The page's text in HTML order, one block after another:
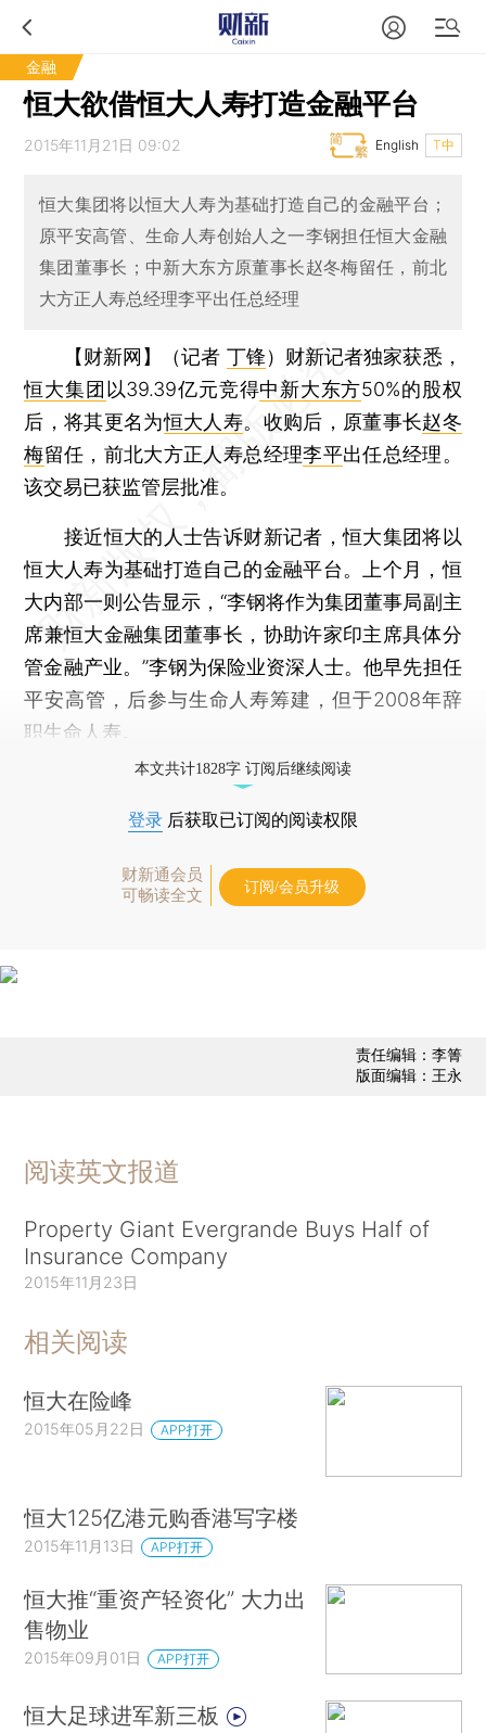
金融
恒大欲借恒大人寿打造金融平台
2015年11月21日 09:02 T中
English
恒大集团将以恒大人寿为基础打造自己的金融平台；
原平安高管、生命人寿创始人之一李钢担任恒大金融
集团董事长；中新大东方原董事长赵冬梅留任，前北
大方正人寿总经理李平出任总经理
【财新网】（记者 丁锋） 财新记者独家获悉，
恒大集团 以39.39亿元竞得中新大东方50%的股权
后，将其更名为恒大人寿。收购后，原董事长赵冬
梅留任，前北大方正人寿总经理李平出任总经理。
该交易已获监管层批准。
接近恒大的人士告诉财新记者，恒大集团将以
恒大人寿为基础打造自己的金融平台。上个月，恒
大内部一则公告显示，“李钢将作为集团董事局副主
席兼恒大金融集团董事长，协助许家印主席具体分
管金融产业。”李钢为保险业资深人士。他早先担任
平安高管，后参与生命人寿筹建，但于2008年辞
职生命人寿。
本文共计1828字 订阅后继续阅读
登录 后获取已订阅的阅读权限
财新通会员
可畅读全文
订阅/会员升级
责任编辑：李箐
版面编辑：王永
阅读英文报道
Property Giant Evergrande Buys Half of
Insurance Company
2015年11月23日
相关阅读
恒大在险峰
2015年05月22日 APP打开
恒大125亿港元购香港写字楼
2015年11月13日 APP打开
恒大推“重资产轻资化” 大力出
售物业
2015年09月01日 APP打开
恒大足球进军新三板